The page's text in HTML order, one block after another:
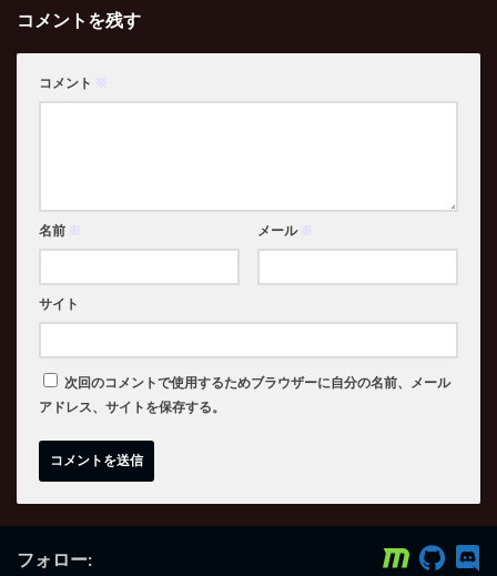
コメントを残す
コメント ※
名前 ※ メール ※
サイト
次回のコメントで使用するためブラウザーに自分の名前、メール
アドレス、サイトを保存する。
フォロー: